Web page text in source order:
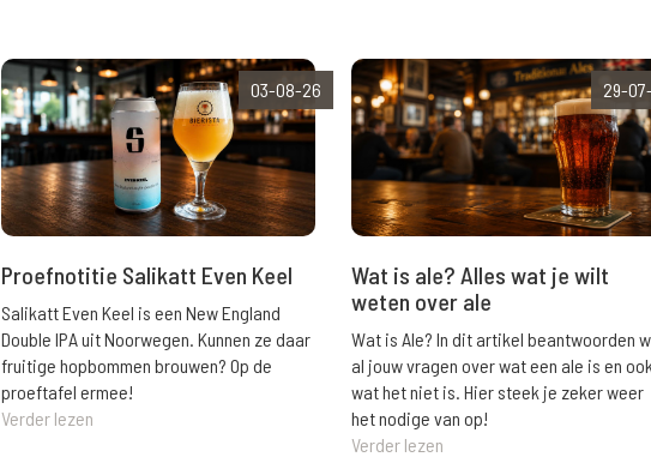
03-08-26
Proefnotitie Salikatt Even Keel
Salikatt Even Keel is een New England
Double IPA uit Noorwegen. Kunnen ze daar
fruitige hopbommen brouwen? Op de
proeftafel ermee!
Verder lezen
29-
Wat is ale? Alles wat je wilt
weten over ale
Wat is Ale? In dit artikel beantwoorden
al jouw vragen over wat een ale is en ook
wat het niet is. Hier steek je zeker weer
het nodige van op!
Verder lezen